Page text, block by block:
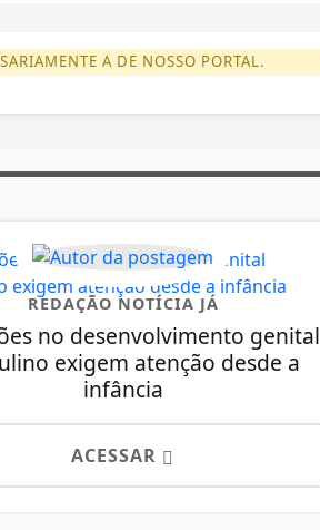
A DE NOSSO PORTAL.
REDAÇÃO NOTÍCIA JÁ
no desenvolvimento genital
exigem atenção desde a
infância
ACESSAR